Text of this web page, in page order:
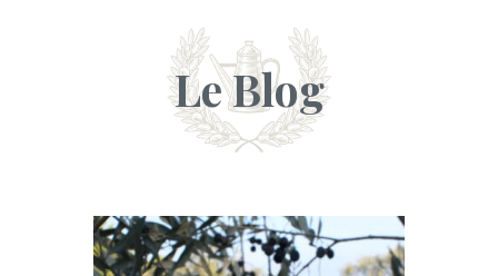
Le Blog